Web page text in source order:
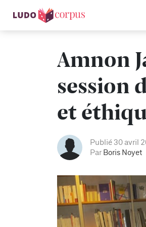
Amnon
session
et
Publié 30 avril
Par Boris Noyet